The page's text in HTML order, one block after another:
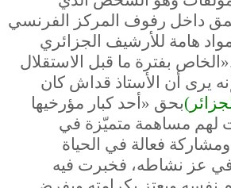
داخل رفوف المركز الفرنسي
هامة للأرشيف الجزائري
الخاص بفترة ما قبل الاستقلال
يرى أن الأستاذ قداش كان
بحق «أحد كبار مؤرخيها(
لهم مساهمة متميّزة في
ومشاركة فعالة في الحياة
في عز نشاطه، فخبرت فيه